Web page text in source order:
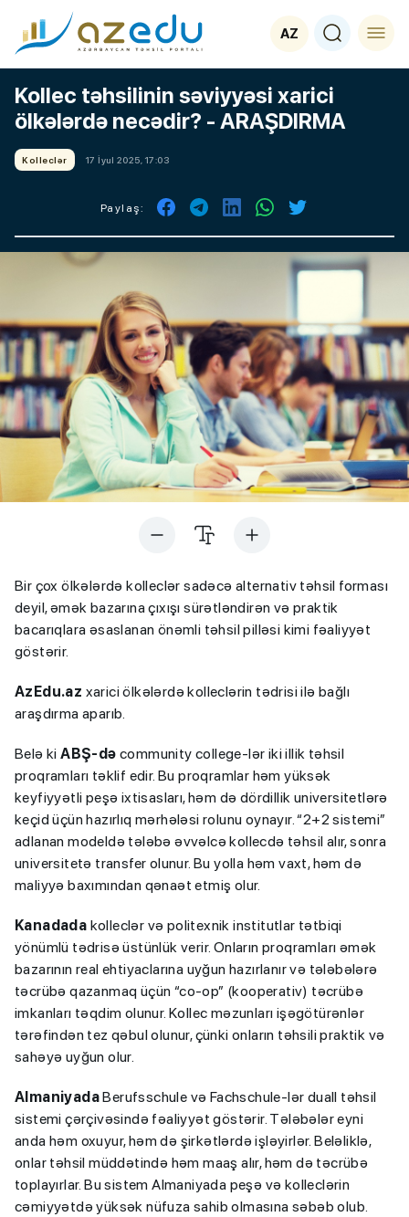
AZ
Kollec təhsilinin səviyyəsi xarici
ölkələrdə necədir? - ARAŞDIRMA
Kolleclər 17 İyul 2025, 17:03
Paylaş:
Bir çox ölkələrdə kolleclər sadəcə alternativ təhsil forması
deyil, əmək bazarına çıxışı sürətləndirən və praktik
bacarıqlara əsaslanan önəmli təhsil pilləsi kimi fəaliyyət
göstərir.
AzEdu.az xarici ölkələrdə kolleclərin tədrisi ilə bağlı
araşdırma aparıb.
Belə kiABŞ-də community college-lər iki illik təhsil
proqramları təklif edir. Bu proqramlar həm yüksək
keyfiyyətli peşə ixtisasları, həm də dördillik universitetlərə
keçid üçün hazırlıq mərhələsi rolunu oynayır. “2+2 sistemi”
adlanan modeldə tələbə əvvəlcə kollecdə təhsil alır, sonra
universitetə transfer olunur. Bu yolla həm vaxt, həm də
maliyyə baxımından qənaət etmiş olur.
Kanadada kolleclər və politexnik institutlar tətbiqi
yönümlü tədrisə üstünlük verir. Onların proqramları əmək
bazarının real ehtiyaclarına uyğun hazırlanır və tələbələrə
təcrübə qazanmaq üçün “co-op” (kooperativ) təcrübə
imkanları təqdim olunur. Kollec məzunları işəgötürənlər
tərəfindən tez qəbul olunur, çünki onların təhsili praktik və
sahəyə uyğun olur.
AlmaniyadaBerufsschule və Fachschule-lər duall təhsil
sistemi çərçivəsində fəaliyyət göstərir. Tələbələr eyni
anda həm oxuyur, həm də şirkətlərdə işləyirlər. Beləliklə,
onlar təhsil müddətində həm maaş alır, həm də təcrübə
toplayırlar. Bu sistem Almaniyada peşə və kolleclərin
cəmiyyətdə yüksək nüfuza sahib olmasına səbəb olub.